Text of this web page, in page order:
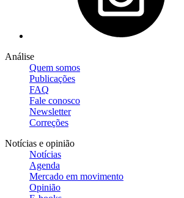
Análise
Quem somos
Publicações
FAQ
Fale conosco
Newsletter
Correções
Notícias e opinião
Notícias
Agenda
Mercado em movimento
Opinião